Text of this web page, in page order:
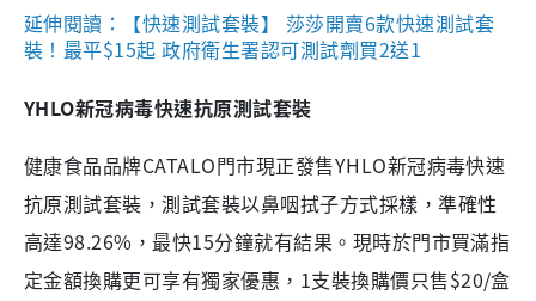
延伸閱讀：【快速測試套裝】 莎莎開賣6款快速測試套
裝！最平$15起 政府衛生署認可測試劑買2送1
YHLO新冠病毒快速抗原測試套裝
健康食品品牌CATALO門市現正發售YHLO新冠病毒快速
抗原測試套裝，測試套裝以鼻咽拭子方式採樣，準確性
高達98.26%，最快15分鐘就有結果。現時於門市買滿指
定金額換購更可享有獨家優惠，1支裝換購價只售$20/盒